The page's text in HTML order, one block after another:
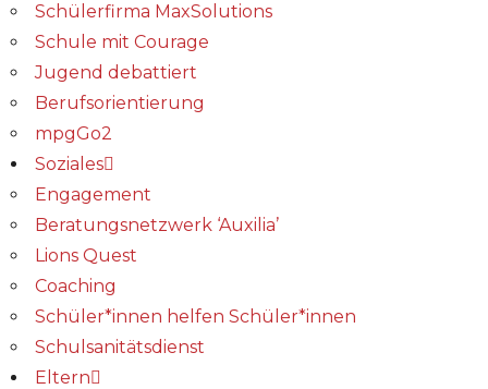
Schülerfirma MaxSolutions
Schule mit Courage
Jugend debattiert
Berufsorientierung
mpgGo2
Soziales
Engagement
Beratungsnetzwerk ‘Auxilia’
Lions Quest
Coaching
Schüler*innen helfen Schüler*innen
Schulsanitätsdienst
Eltern